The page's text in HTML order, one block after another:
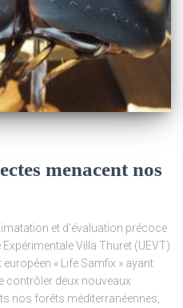
menacent nos
et d’évaluation précoce
Villa Thuret (UEVT)
européen « Life Samfix » ayant
contrôler deux nouveaux
nos forêts méditerranéennes,